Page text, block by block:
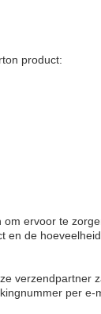
product:
ervoor te
en de
verzendpartner
per e-